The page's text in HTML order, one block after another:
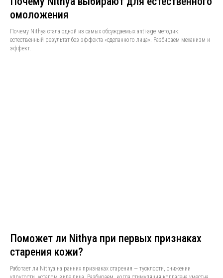
омоложения
Почему Nithya стала одной из самых обсуждаемых anti-age методик:
естественный результат без эффекта «сделанного лица». Разбираем механизм и
эффект.
Поможет ли Nithya при первых признаках
старения кожи?
Работает ли Nithya на ранних признаках старения — тусклости, снижении